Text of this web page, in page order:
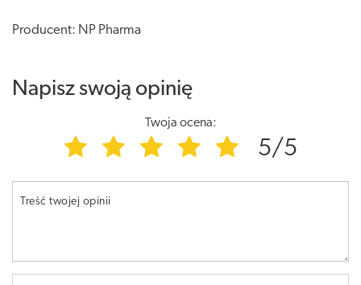
Producent: NP Pharma
Napisz swoją opinię
Twoja ocena:
5/5
Treść twojej opinii